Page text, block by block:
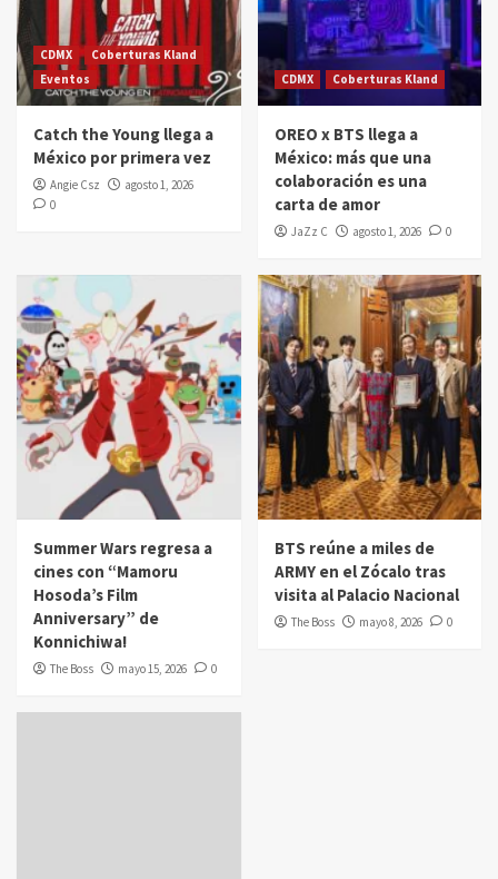
CDMX
Coberturas Kland
Eventos
Catch the Young llega a
México por primera vez
Angie Csz
agosto 1, 2026
0
CDMX Coberturas Kland
OREO x BTS llega a
México: más que una
colaboración es una
carta de amor
JaZz C agosto 1, 2026 0
Summer Wars regresa a
cines con “Mamoru
Hosoda’s Film
Anniversary” de
Konnichiwa!
The Boss mayo 15, 2026 0
BTS reúne a miles de
ARMY en el Zócalo tras
visita al Palacio Nacional
The Boss mayo 8, 2026 0